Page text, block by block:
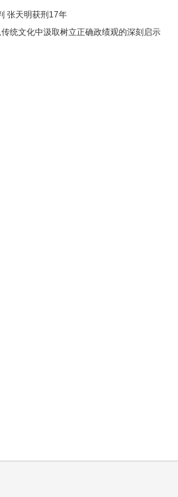
张天明获刑17年
统文化中汲取树立正确政绩观的深刻启示